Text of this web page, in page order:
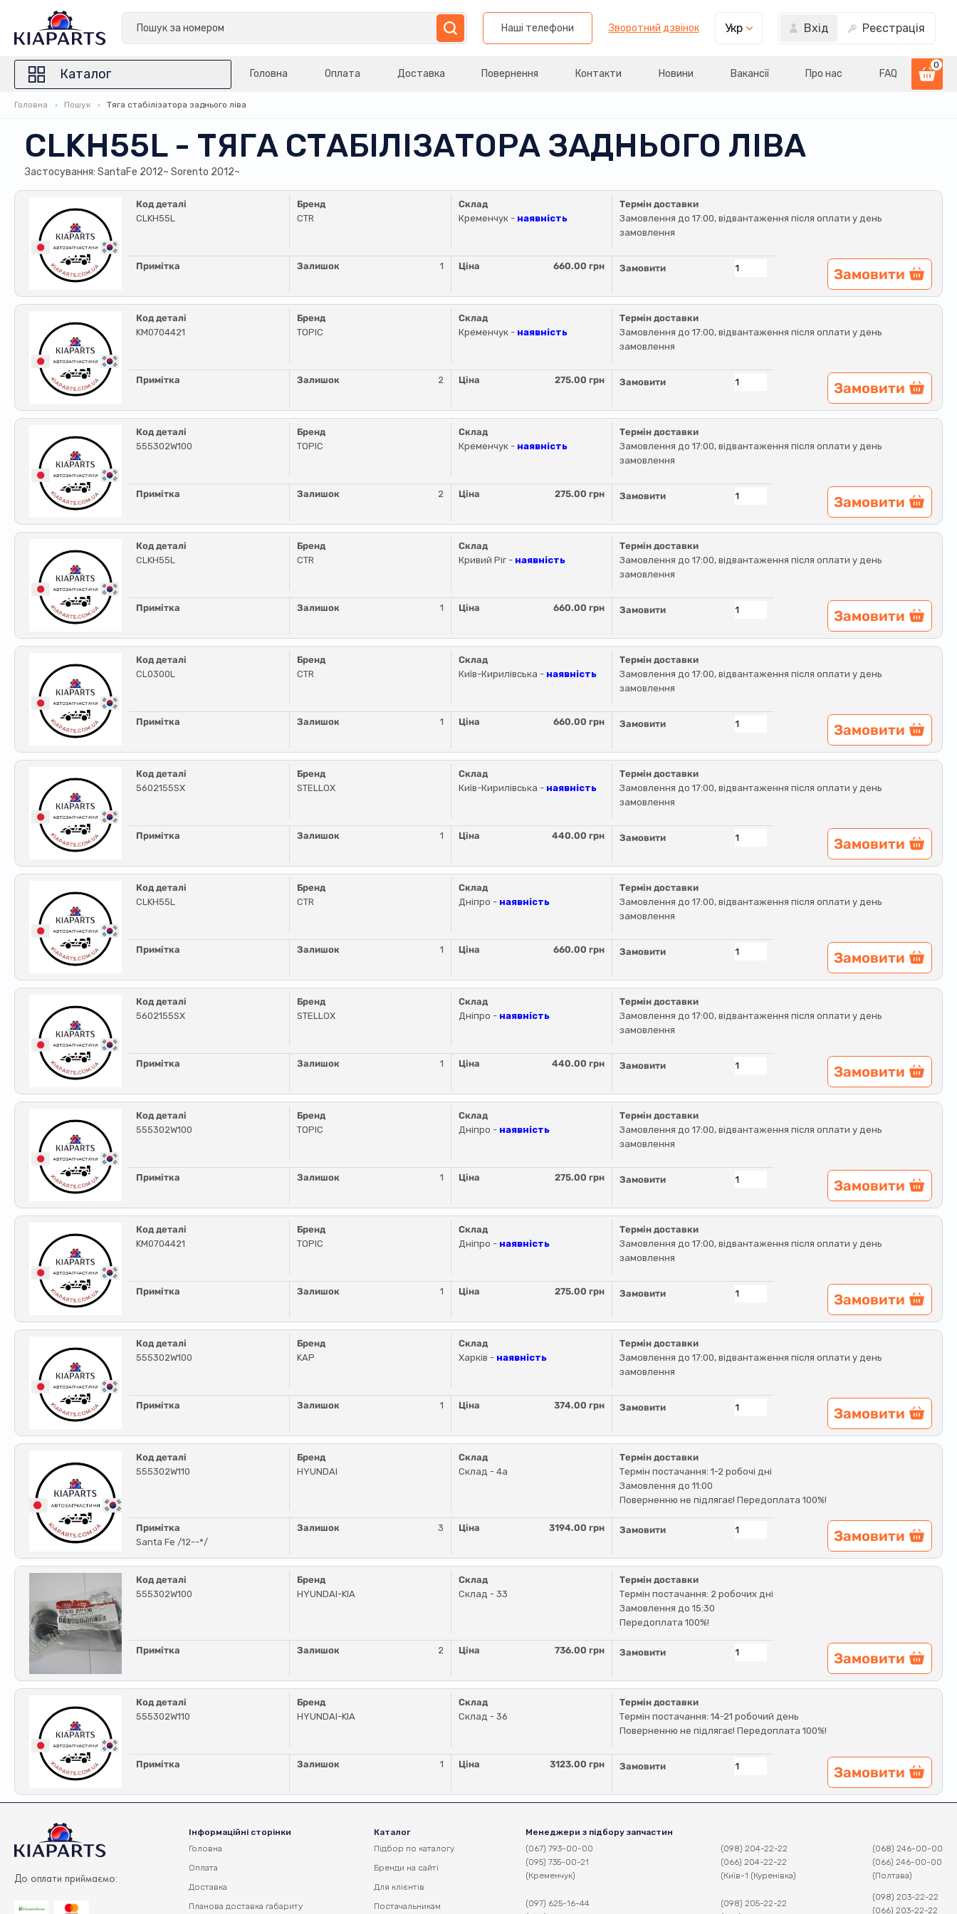
Наші телефони Зворотний дзвінок Укр Вхід Реєстрація
Каталог Головна Оплата Доставка Повернення Контакти Новини Вакансії Про нас FAQ
0
Головна Пошук Тяга стабілізатора заднього ліва
CLKH55L - ТЯГА СТАБІЛІЗАТОРА ЗАДНЬОГО ЛІВА
Застосування: SantaFe 2012~ Sorento 2012~
Код деталі
CLKH55L
Бренд
CTR
Склад
Кременчук - наявність
Термін доставки
Замовлення до 17:00, відвантаження після оплати у день
замовлення
Примітка Залишок 1 Ціна 660.00 грн Замовити Замовити
Код деталі
KM0704421
Бренд
TOPIC
Склад
Кременчук - наявність
Термін доставки
Замовлення до 17:00, відвантаження після оплати у день
замовлення
Примітка Залишок 2 Ціна 275.00 грн Замовити Замовити
Код деталі
555302W100
Бренд
TOPIC
Склад
Кременчук - наявність
Термін доставки
Замовлення до 17:00, відвантаження після оплати у день
замовлення
Примітка Залишок 2 Ціна 275.00 грн Замовити Замовити
Код деталі
CLKH55L
Бренд
CTR
Склад
Кривий Ріг - наявність
Термін доставки
Замовлення до 17:00, відвантаження після оплати у день
замовлення
Примітка Залишок 1 Ціна 660.00 грн Замовити Замовити
Код деталі
CL0300L
Бренд
CTR
Склад
Київ-Кирилівська - наявність
Термін доставки
Замовлення до 17:00, відвантаження після оплати у день
замовлення
Примітка Залишок 1 Ціна 660.00 грн Замовити Замовити
Код деталі
5602155SX
Бренд
STELLOX
Склад
Київ-Кирилівська - наявність
Термін доставки
Замовлення до 17:00, відвантаження після оплати у день
замовлення
Примітка Залишок 1 Ціна 440.00 грн Замовити Замовити
Код деталі
CLKH55L
Бренд
CTR
Склад
Дніпро - наявність
Термін доставки
Замовлення до 17:00, відвантаження після оплати у день
замовлення
Примітка Залишок 1 Ціна 660.00 грн Замовити Замовити
Код деталі
5602155SX
Бренд
STELLOX
Склад
Дніпро - наявність
Термін доставки
Замовлення до 17:00, відвантаження після оплати у день
замовлення
Примітка Залишок 1 Ціна 440.00 грн Замовити Замовити
Код деталі
555302W100
Бренд
TOPIC
Склад
Дніпро - наявність
Термін доставки
Замовлення до 17:00, відвантаження після оплати у день
замовлення
Примітка Залишок 1 Ціна 275.00 грн Замовити Замовити
Код деталі
KM0704421
Бренд
TOPIC
Склад
Дніпро - наявність
Термін доставки
Замовлення до 17:00, відвантаження після оплати у день
замовлення
Примітка Залишок 1 Ціна 275.00 грн Замовити Замовити
Код деталі
555302W100
Бренд
KAP
Склад
Харків - наявність
Термін доставки
Замовлення до 17:00, відвантаження після оплати у день
замовлення
Примітка Залишок 1 Ціна 374.00 грн Замовити Замовити
Код деталі
555302W110
Бренд
HYUNDAI
Склад
Склад - 4a
Термін доставки
Термін постачання: 1-2 робочі дні
Замовлення до 11:00
Поверненню не підлягає! Передоплата 100%!
Примітка
Santa Fe /12--*/
Залишок 3 Ціна 3194.00 грн Замовити Замовити
Код деталі
555302W100
Бренд
HYUNDAI-KIA
Склад
Склад - 33
Термін доставки
Термін постачання: 2 робочих дні
Замовлення до 15:30
Передоплата 100%!
Примітка Залишок 2 Ціна 736.00 грн Замовити Замовити
Код деталі
555302W110
Бренд
HYUNDAI-KIA
Склад
Склад - 36
Термін доставки
Термін постачання: 14-21 робочий день
Поверненню не підлягає! Передоплата 100%!
Примітка Залишок 1 Ціна 3123.00 грн Замовити Замовити
До оплати приймаємо:
Інформаційні сторінки
Головна
Оплата
Доставка
Планова доставка габариту
Каталог
Підбор по каталогу
Бренди на сайті
Для клієнтів
Постачальникам
Менеджери з підбору запчастин
(067) 793-00-00
(095) 735-00-21
(Кременчук)
(097) 625-16-44
(098) 204-22-22
(066) 204-22-22
(Київ-1 (Куренівка)
(098) 205-22-22
(068) 246-00-00
(066) 246-00-00
(Полтава)
(098) 203-22-22
(066) 203-22-22